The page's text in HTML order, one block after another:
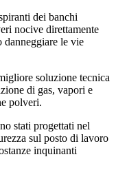
dei banchi
nocive direttamente
danneggiare le vie
soluzione tecnica
di gas, vapori e
polveri.
stati progettati nel
sul posto di lavoro
inquinanti